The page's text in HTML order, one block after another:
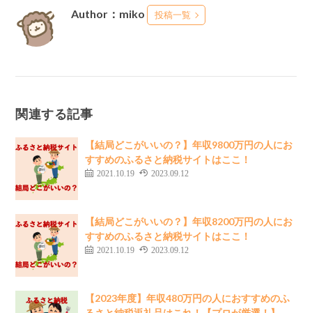
Author：miko 投稿一覧
関連する記事
【結局どこがいいの？】年収9800万円の人にお
すすめのふるさと納税サイトはここ！
2021.10.19 2023.09.12
【結局どこがいいの？】年収8200万円の人にお
すすめのふるさと納税サイトはここ！
2021.10.19 2023.09.12
【2023年度】年収480万円の人におすすめのふ